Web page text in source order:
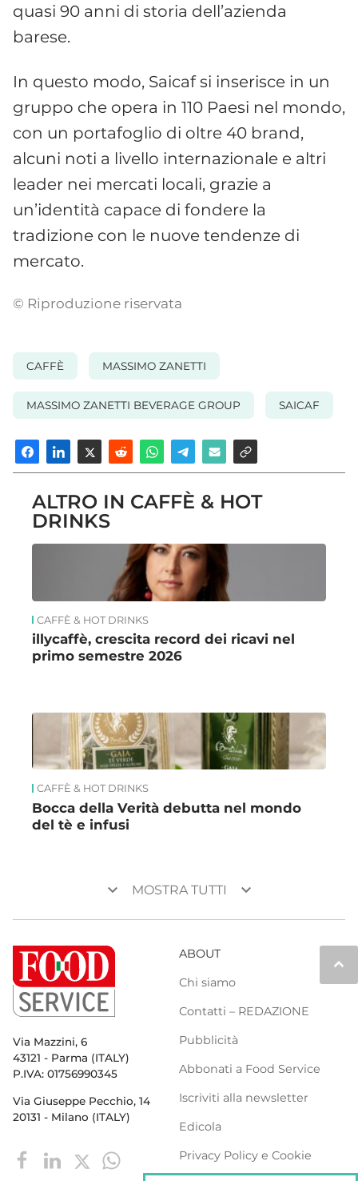
quasi 90 anni di storia dell’azienda
barese.
In questo modo, Saicaf si inserisce in un
gruppo che opera in 110 Paesi nel mondo,
con un portafoglio di oltre 40 brand,
alcuni noti a livello internazionale e altri
leader nei mercati locali, grazie a
un’identità capace di fondere la
tradizione con le nuove tendenze di
mercato.
© Riproduzione riservata
CAFFÈ MASSIMO ZANETTI
MASSIMO ZANETTI BEVERAGE GROUP SAICAF
ALTRO IN CAFFÈ & HOT
DRINKS
CAFFÈ & HOT DRINKS
illycaffè, crescita record dei ricavi nel
primo semestre 2026
CAFFÈ & HOT DRINKS
Bocca della Verità debutta nel mondo
del tè e infusi
keyboard_arrow_down MOSTRA TUTTI keyboard_arrow_down
keyboard_arrow_up
Via Mazzini, 6
43121 - Parma (ITALY)
P.IVA: 01756990345
Via Giuseppe Pecchio, 14
20131 - Milano (ITALY)
ABOUT
Chi siamo
Contatti – REDAZIONE
Pubblicità
Abbonati a Food Service
Iscriviti alla newsletter
Edicola
Privacy Policy e Cookie